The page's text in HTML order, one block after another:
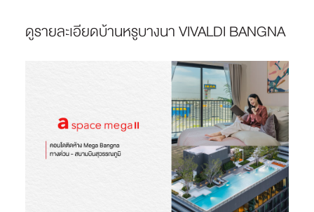
ดูรายละเอียดบ้านหรูบางนา VIVALDI BANGNA